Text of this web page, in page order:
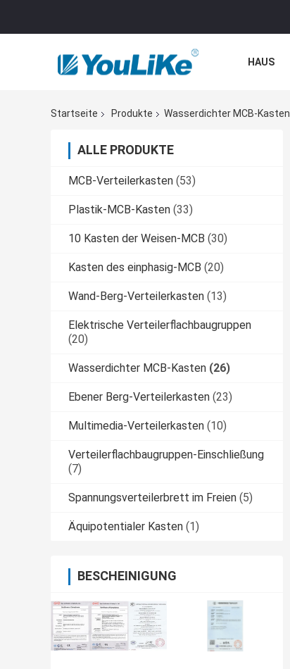
HAUS
Startseite
Produkte Wasserdichter MCB-Kasten
ALLE PRODUKTE
MCB-Verteilerkasten (53)
Plastik-MCB-Kasten (33)
10 Kasten der Weisen-MCB (30)
Kasten des einphasig-MCB (20)
Wand-Berg-Verteilerkasten (13)
Elektrische Verteilerflachbaugruppen
(20)
Wasserdichter MCB-Kasten (26)
Ebener Berg-Verteilerkasten (23)
Multimedia-Verteilerkasten (10)
Verteilerflachbaugruppen-Einschließung
(7)
Spannungsverteilerbrett im Freien (5)
Äquipotentialer Kasten (1)
BESCHEINIGUNG